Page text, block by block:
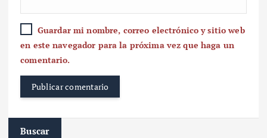
Guardar mi nombre, correo electrónico y sitio web
en este navegador para la próxima vez que haga un
comentario.
Buscar